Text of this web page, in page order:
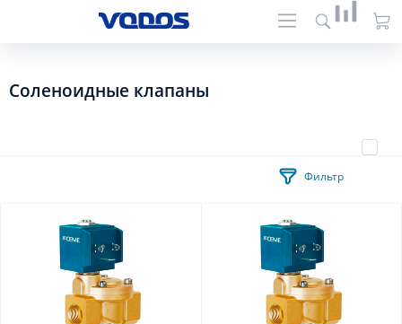
Соленоидные клапаны
Фильтр